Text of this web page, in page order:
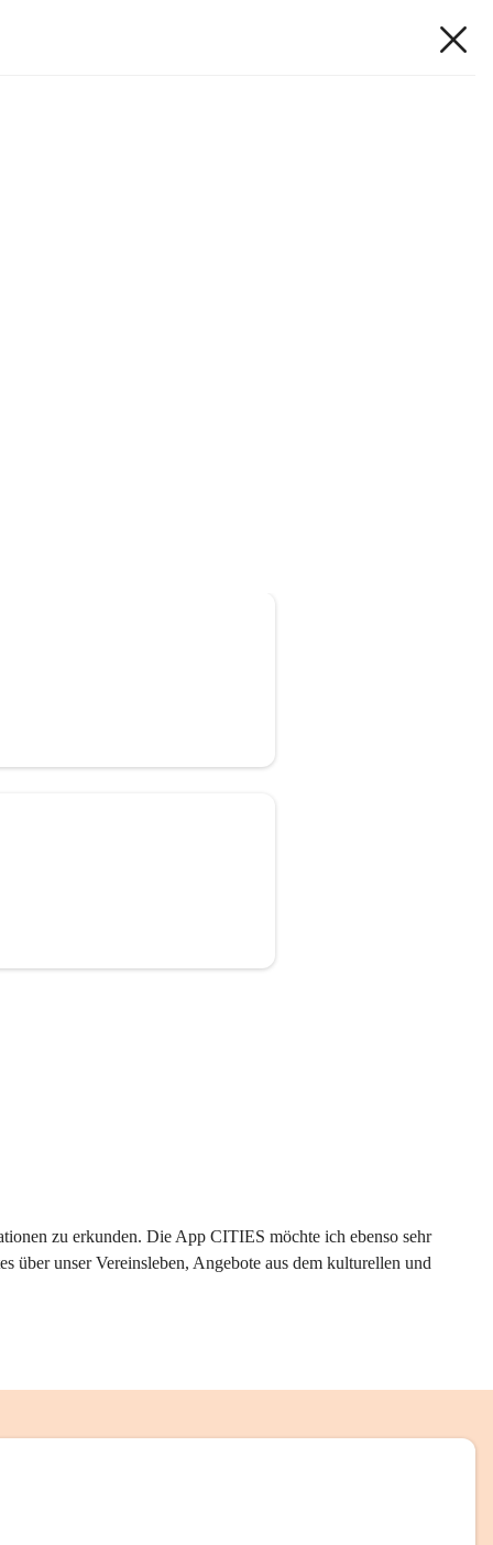
zu erkunden. Die App CITIES möchte ich ebenso sehr
über unser Vereinsleben, Angebote aus dem kulturellen und